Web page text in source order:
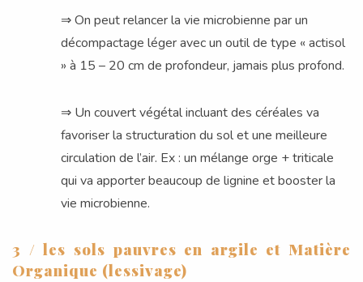
⇒ On peut relancer la vie microbienne par un
décompactage léger avec un outil de type « actisol
» à 15 – 20 cm de profondeur, jamais plus profond.
⇒ Un couvert végétal incluant des céréales va
favoriser la structuration du sol et une meilleure
circulation de l’air. Ex : un mélange orge + triticale
qui va apporter beaucoup de lignine et booster la
vie microbienne.
3 / les sols pauvres en argile et Matière
Organique (lessivage)